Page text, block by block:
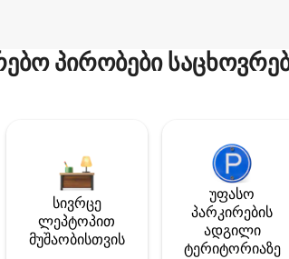
პირობები
სივრცე
ლეპტოპით
მუშაობისთვის
უფასო
პარკირების
ადგილი
ტერიტორიაზე